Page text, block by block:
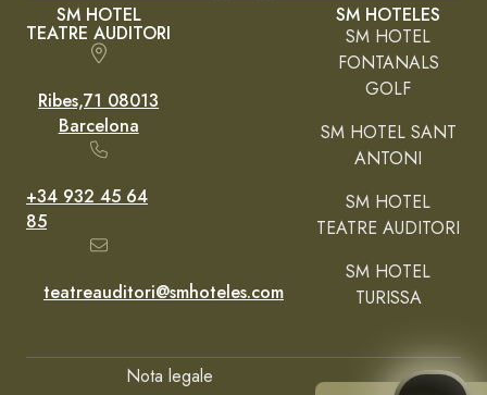
SM HOTEL
TEATRE AUDITORI
Ribes,71 08013
Barcelona
+34 932 45 64
85
teatreauditori@smhoteles.com
SM HOTELES
SM HOTEL
FONTANALS
GOLF
SM HOTEL SANT
ANTONI
SM HOTEL
TEATRE AUDITORI
SM HOTEL
TURISSA
Nota legale